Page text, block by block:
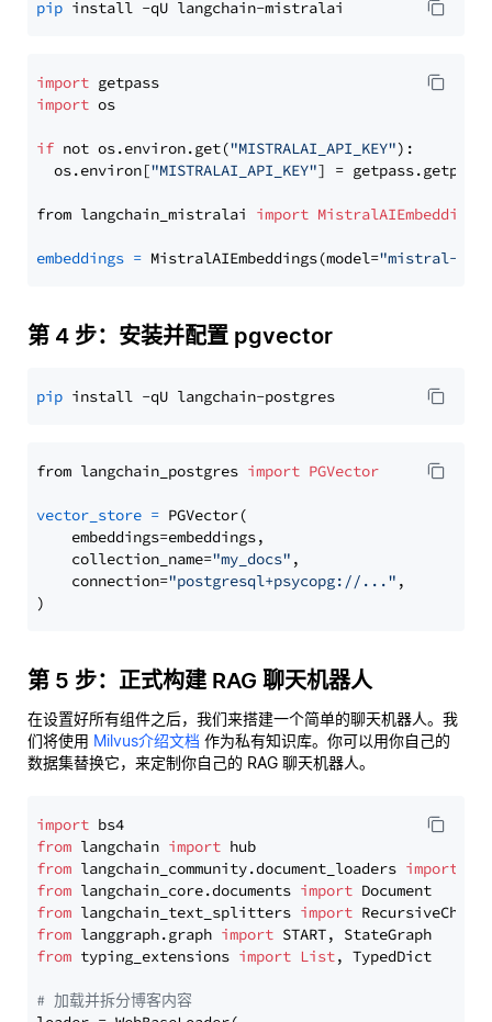
pip
import
import os
if not os.environ.get("MISTRALAI_API_KEY"):
  os.environ[
"MISTRALAI_API_KEY"] = getpass.getpass(
from langchain_mistralai import MistralAIEmbeddings
embeddings = MistralAIEmbeddings(model="mistral-
第 4 步：安装并配置 pgvector
pip
from langchain_postgres import PGVector
vector_store = PGVector(
    embeddings=embeddings,
    collection_name=
"my_docs" ,
    connection=
"postgresql+psycopg://..." ,
第 5 步：正式构建 RAG 聊天机器人
在设置好所有组件之后，我们来搭建一个简单的聊天机器人。我
们将使用 Milvus介绍文档 作为私有知识库。你可以用你自己的
数据集替换它，来定制你自己的 RAG 聊天机器人。
import
from langchain import
from langchain_community.document_loaders import
from langchain_core.documents import
from langchain_text_splitters import
from langgraph.graph import
from typing_extensions import List, TypedDict
# 加载并拆分博客内容